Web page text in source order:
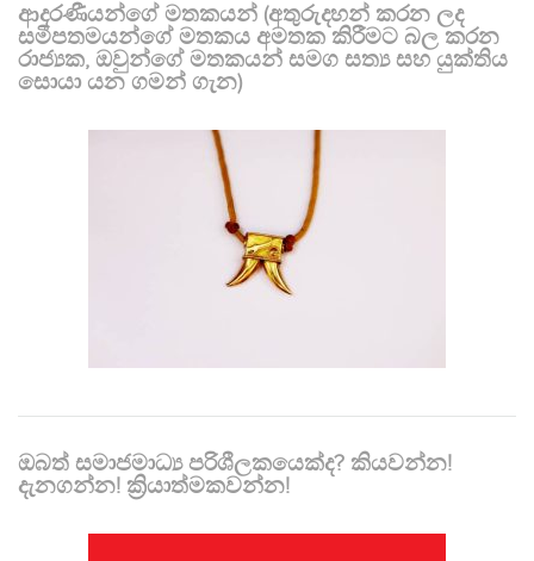
ආදරණීයන්ගේ මතකයන් (අතුරුදහන් කරන ලද
සමීපතමයන්ගේ මතකය අමතක කිරීමට බල කරන
රාජ්‍යක, ඔවුන්ගේ මතකයන් සමග සත්‍ය සහ යුක්තිය
සොයා යන ගමන් ගැන)
ඔබත් සමාජමාධ්‍ය පරිශීලකයෙක්ද? කියවන්න!
දැනගන්න! ක්‍රියාත්මකවන්න!